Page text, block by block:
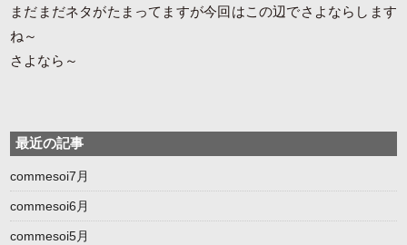
まだまだネタがたまってますが今回はこの辺でさよならします
ね～
さよなら～
最近の記事
commesoi7月
commesoi6月
commesoi5月